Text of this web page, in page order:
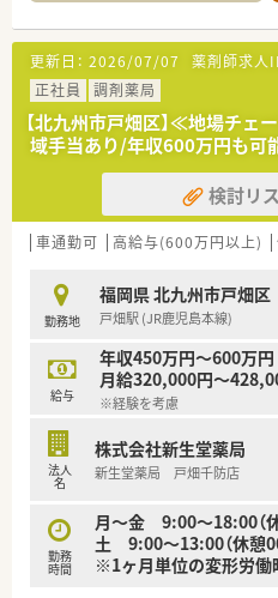
【募集背景と求める人物像に
■地域の患者様からの信頼が
め、体制強化のための増員募
■在宅医療に力を入れてい
分野でスキルを磨きたい方
■チームワークを大切にし、
きに業務に取り組める方を
【求人情報について】
■ライフステージの変化に応
■育休後復帰手当や、未就
など、手厚い福利厚生が魅力で
■年間休日はバースデー休暇
と仕事の両立がしやすい環境
【こんな方にオススメ】
■今後ますます需要が高ま
■育休制度や勤務形態の変更
に合わせて長く働きたい方に
イフバランスを重視する方に
更新日： 2026/07/07 薬剤師求人
正社員
調剤薬局
【北九州市戸畑区】≪地場チェ
域手当あり/年収600万円も可
検討リ
車通勤可 高給与(600万円以上)
勤務地
福岡県 北九州市戸畑区
戸畑駅 (JR鹿児島本線)
給与
年収450万円～600万円
月給320,000円～
※経験を考慮
法人
名
株式会社新生堂薬局
新生堂薬局 戸畑千防店
勤務
時間
月〜金 9:00〜18:00（
土 9:00〜13:00（休憩
※1ヶ月単位の変形労働